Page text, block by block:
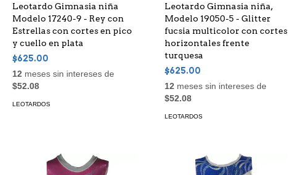
Leotardo Gimnasia niña
Modelo 17240-9 - Rey con
Estrellas con cortes en pico
y cuello en plata
$625.00
12 meses sin intereses de
$52.08
LEOTARDOS
Leotardo Gimnasia niña,
Modelo 19050-5 - Glitter
fucsia multicolor con cortes
horizontales frente
turquesa
$625.00
12 meses sin intereses de
$52.08
LEOTARDOS